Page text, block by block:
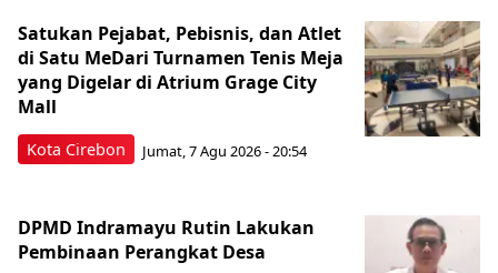
Kota Cirebon
Satukan Pejabat, Pebisnis, dan Atlet
di Satu MeDari Turnamen Tenis Meja
yang Digelar di Atrium Grage City
Mall
Jumat, 7 Agu 2026 - 20:54
DPMD Indramayu Rutin Lakukan
Pembinaan Perangkat Desa